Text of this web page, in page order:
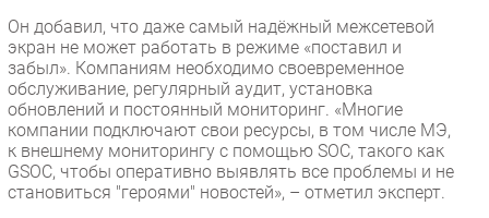
Он добавил, что даже самый надёжный межсетевой
экран не может работать в режиме «поставил и
забыл». Компаниям необходимо своевременное
обслуживание, регулярный аудит, установка
обновлений и постоянный мониторинг. «Многие
компании подключают свои ресурсы, в том числе МЭ,
к внешнему мониторингу с помощью SOC, такого как
GSOC, чтобы оперативно выявлять все проблемы и не
становиться "героями" новостей», – отметил эксперт.